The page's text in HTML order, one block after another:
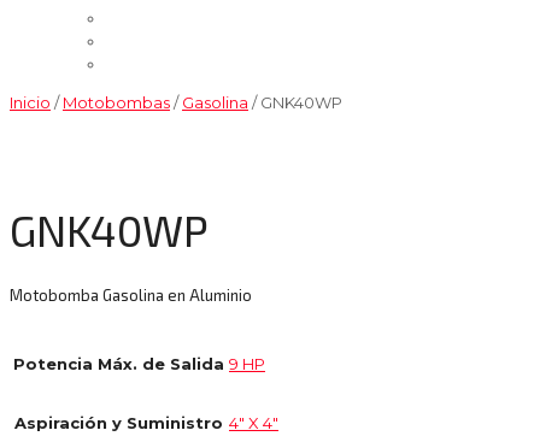
Inicio /Motobombas/Gasolina / GNK40WP
GNK40WP
Motobomba Gasolina en Aluminio
Potencia Máx. de Salida 9 HP
Aspiración y Suministro 4″ X 4″